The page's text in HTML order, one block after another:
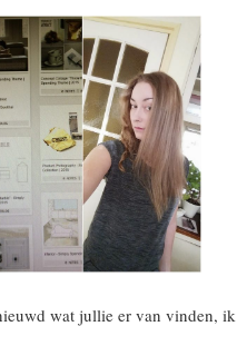
wat jullie er van vinden,